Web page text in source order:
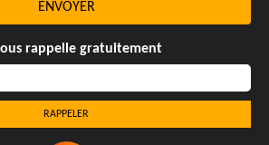
rappelle gratuitement